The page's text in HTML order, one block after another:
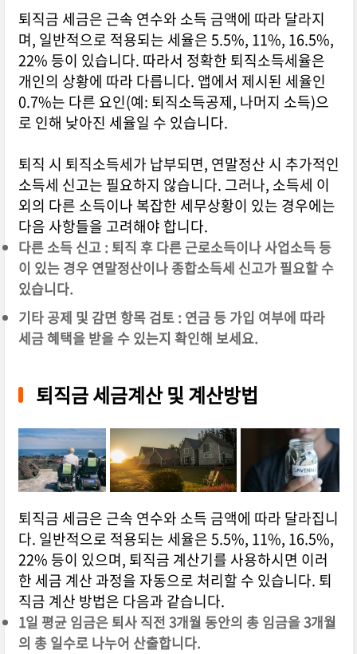
퇴직금 세금은 근속 연수와 소득 금액에 따라 달라지
며, 일반적으로 적용되는 세율은 5.5%, 11%, 16.5%,
22% 등이 있습니다. 따라서 정확한 퇴직소득세율은
개인의 상황에 따라 다릅니다. 앱에서 제시된 세율인
0.7%는 다른 요인(예: 퇴직소득공제, 나머지 소득)으
로 인해 낮아진 세율일 수 있습니다.
퇴직 시 퇴직소득세가 납부되면, 연말정산 시 추가적인
소득세 신고는 필요하지 않습니다. 그러나, 소득세 이
외의 다른 소득이나 복잡한 세무상황이 있는 경우에는
다음 사항들을 고려해야 합니다.
다른 소득 신고 : 퇴직 후 다른 근로소득이나 사업소득 등
이 있는 경우 연말정산이나 종합소득세 신고가 필요할 수
있습니다.
기타 공제 및 감면 항목 검토 : 연금 등 가입 여부에 따라
세금 혜택을 받을 수 있는지 확인해 보세요.
퇴직금 세금계산 및 계산방법
퇴직금 세금은 근속 연수와 소득 금액에 따라 달라집니
다. 일반적으로 적용되는 세율은 5.5%, 11%, 16.5%,
22% 등이 있으며, 퇴직금 계산기를 사용하시면 이러
한 세금 계산 과정을 자동으로 처리할 수 있습니다. 퇴
직금 계산 방법은 다음과 같습니다.
1일 평균 임금은 퇴사 직전 3개월 동안의 총 임금을 3개월
의 총 일수로 나누어 산출합니다.